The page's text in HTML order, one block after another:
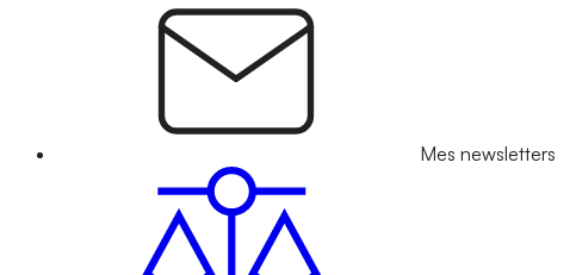
Mes newsletters